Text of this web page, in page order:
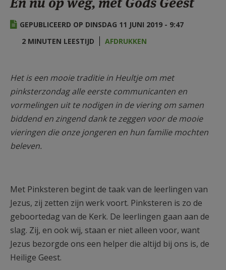
AANMELDEN OF REGISTREREN
GEPUBLICEERD OP DINSDAG 11 JUNI 2019 - 9:47
2 MINUTEN LEESTIJD
AFDRUKKEN
Het is een mooie traditie in Heultje om met
pinksterzondag alle eerste communicanten en
vormelingen uit te nodigen in de viering om samen
biddend en zingend dank te zeggen voor de mooie
vieringen die onze jongeren en hun familie mochten
beleven.
Met Pinksteren begint de taak van de leerlingen van
Jezus, zij zetten zijn werk voort. Pinksteren is zo de
geboortedag van de Kerk. De leerlingen gaan aan de
slag. Zij, en ook wij, staan er niet alleen voor, want
Jezus bezorgde ons een helper die altijd bij ons is, de
Heilige Geest.